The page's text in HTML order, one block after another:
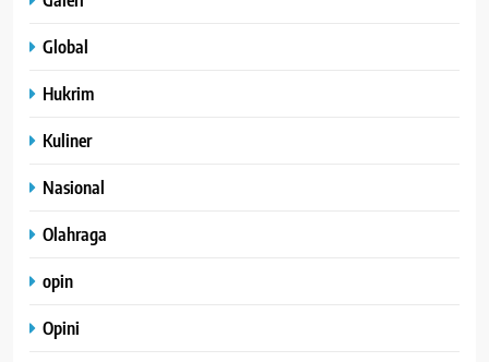
Global
Hukrim
Kuliner
Nasional
Olahraga
opin
Opini